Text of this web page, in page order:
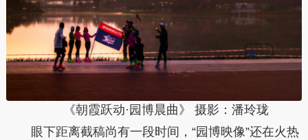
《朝霞跃动·园博晨曲》 摄影：潘玲珑
眼下距离截稿尚有一段时间，“园博映像”还在火热